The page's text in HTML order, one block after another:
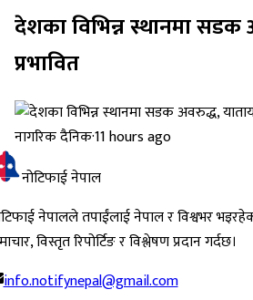
देशका विभिन्न स्थानमा सडक
प्रभावित
नागरिक दैनिक·11 hours ago
नोटिफाई नेपाल
नेपालले तपाईंलाई नेपाल र विश्वभर
विस्तृत रिपोर्टिङ र विश्लेषण प्रदान गर्दछ।
info.notifynepal@gmail.com